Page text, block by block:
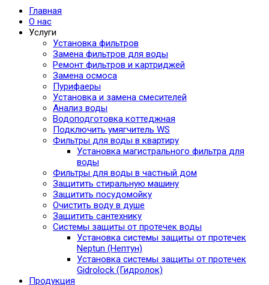
Главная
О нас
Услуги
Установка фильтров
Замена фильтров для воды
Ремонт фильтров и картриджей
Замена осмоса
Пурифаеры
Установка и замена смесителей
Анализ воды
Водоподготовка коттеджная
Подключить умягчитель WS
Фильтры для воды в квартиру
Установка магистрального фильтра для
воды
Фильтры для воды в частный дом
Защитить стиральную машину
Защитить посудомойку
Очистить воду в душе
Защитить сантехнику
Системы защиты от протечек воды
Установка системы защиты от протечек
Neptun (Нептун)
Установка системы защиты от протечек
Gidrolock (Гидролок)
Продукция